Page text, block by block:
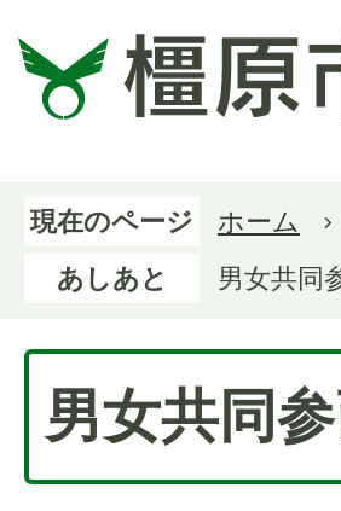
現在のページ ホーム
あしあと
男女共同
男女共同